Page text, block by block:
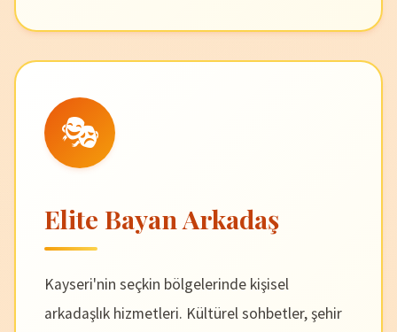
🎭
Elite Bayan Arkadaş
Kayseri'nin seçkin bölgelerinde kişisel
arkadaşlık hizmetleri. Kültürel sohbetler, şehir